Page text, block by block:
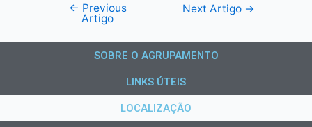
← Previous
Artigo
Next Artigo →
SOBRE O AGRUPAMENTO
LINKS ÚTEIS
LOCALIZAÇÃO